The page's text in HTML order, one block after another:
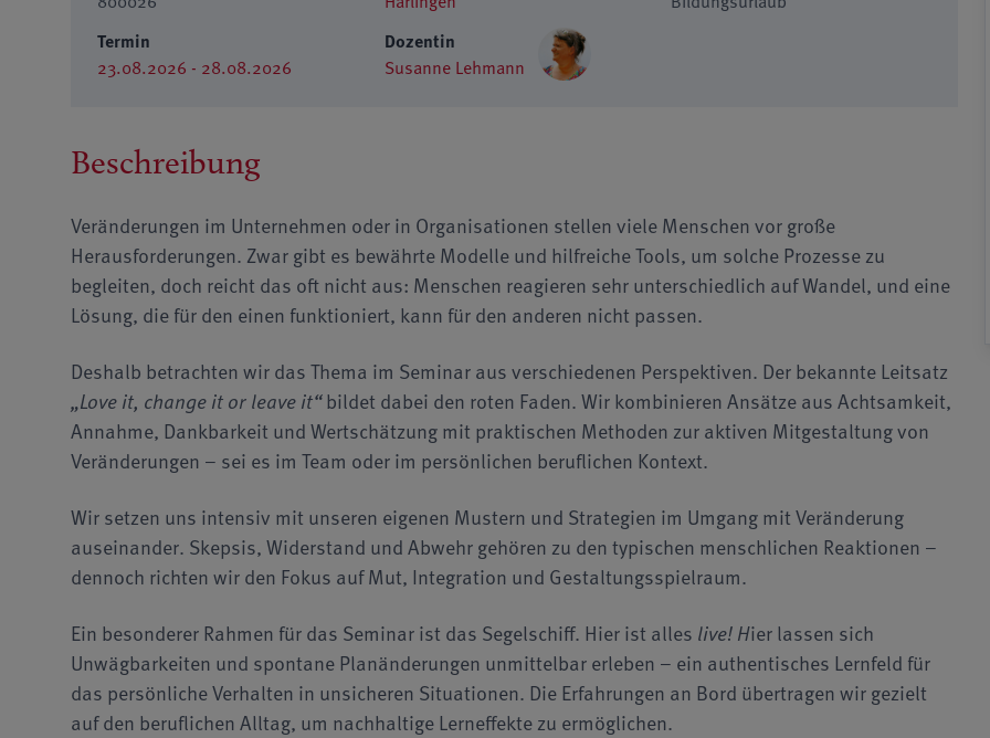
Termin
23.08.2026 - 28.08.2026
Dozentin
Susanne Lehmann
Beschreibung
Veränderungen im Unternehmen oder in Organisationen stellen viele Menschen vor große
Herausforderungen. Zwar gibt es bewährte Modelle und hilfreiche Tools, um solche Prozesse zu
begleiten, doch reicht das oft nicht aus: Menschen reagieren sehr unterschiedlich auf Wandel, und eine
Lösung, die für den einen funktioniert, kann für den anderen nicht passen.
Deshalb betrachten wir das Thema im Seminar aus verschiedenen Perspektiven. Der bekannte Leitsatz
„Love it, change it or leave it“bildet dabei den roten Faden. Wir kombinieren Ansätze aus Achtsamkeit,
Annahme, Dankbarkeit und Wertschätzung mit praktischen Methoden zur aktiven Mitgestaltung von
Veränderungen – sei es im Team oder im persönlichen beruflichen Kontext.
Wir setzen uns intensiv mit unseren eigenen Mustern und Strategien im Umgang mit Veränderung
auseinander. Skepsis, Widerstand und Abwehr gehören zu den typischen menschlichen Reaktionen –
dennoch richten wir den Fokus auf Mut, Integration und Gestaltungsspielraum.
Ein besonderer Rahmen für das Seminar ist das Segelschiff. Hier ist alles live! Hier lassen sich
Unwägbarkeiten und spontane Planänderungen unmittelbar erleben – ein authentisches Lernfeld für
das persönliche Verhalten in unsicheren Situationen. Die Erfahrungen an Bord übertragen wir gezielt
auf den beruflichen Alltag, um nachhaltige Lerneffekte zu ermöglichen.